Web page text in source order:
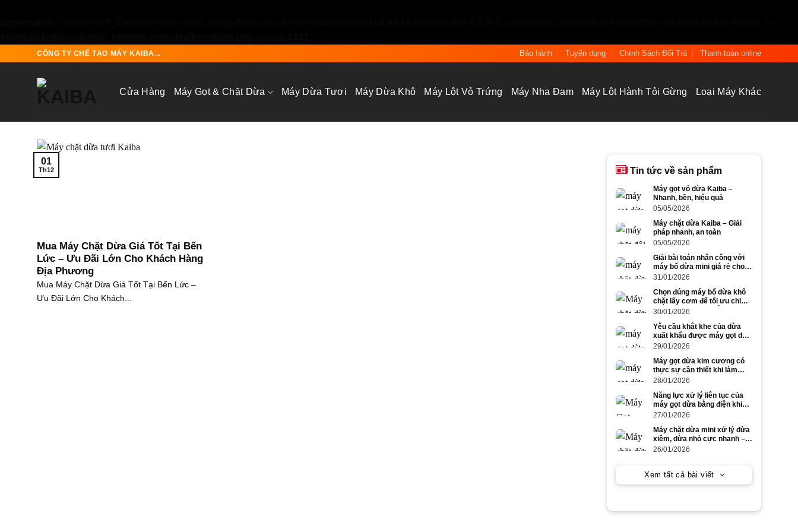
CÔNG TY CHẾ TẠO MÁY KAIBA... Bảo hành Tuyển dụng Chính Sách Đổi Trả Thanh toán online
Cửa Hàng Máy Gọt & Chặt Dừa Máy Dừa Tươi Máy Dừa Khô Máy Lột Vỏ Trứng Máy Nha Đam Máy Lột Hành Tỏi Gừng Loại Máy Khác
Mua Máy Chặt Dừa Giá Tốt Tại Bến
Lức – Ưu Đãi Lớn Cho Khách Hàng
Địa Phương
Mua Máy Chặt Dừa Giá Tốt Tại Bến Lức –
Ưu Đãi Lớn Cho Khách...
01
Th12 Tin tức về sản phẩm
Máy gọt vỏ dừa Kaiba –
Nhanh, bền, hiệu quả
05/05/2026
Máy chặt dừa Kaiba – Giải
pháp nhanh, an toàn
05/05/2026
Giải bài toán nhân công với
máy bổ dừa mini giá rẻ cho
dừa to và dừa nhỏ
31/01/2026
Chọn đúng máy bổ dừa khô
chặt lấy cơm để tối ưu chi
phí và năng suất mỗi ngày
30/01/2026
Yêu cầu khắt khe của dừa
xuất khẩu được máy gọt dừa
bằng điện đáp ứng ra sao?
29/01/2026
Máy gọt dừa kim cương có
thực sự cần thiết khi làm
dừa xuất khẩu số lượng lớn?
28/01/2026
Năng lực xử lý liên tục của
máy gọt dừa bằng điện khi
gọt dừa to trong cao điểm
27/01/2026
Máy chặt dừa mini xử lý dừa
xiêm, dừa nhỏ cực nhanh –
tiết kiệm công lao động
26/01/2026
Xem tất cả bài viết